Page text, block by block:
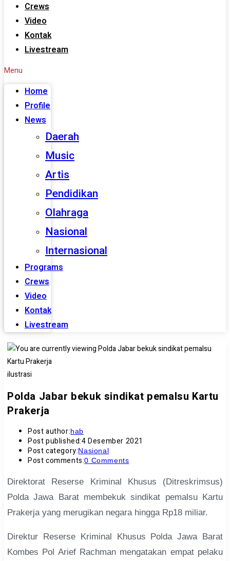
Crews
Video
Kontak
Livestream
Menu
Home
Profile
News
Daerah
Music
Artis
Pendidikan
Olahraga
Nasional
Internasional
Programs
Crews
Video
Kontak
Livestream
ilustrasi
Polda Jabar bekuk sindikat pemalsu Kartu
Prakerja
Post author:hab
Post published:4 Desember 2021
Post category:Nasional
Post comments:0 Comments
Direktorat Reserse Kriminal Khusus (Ditreskrimsus)
Polda Jawa Barat membekuk sindikat pemalsu Kartu
Prakerja yang merugikan negara hingga Rp18 miliar.
Direktur Reserse Kriminal Khusus Polda Jawa Barat
Kombes Pol Arief Rachman mengatakan empat pelaku